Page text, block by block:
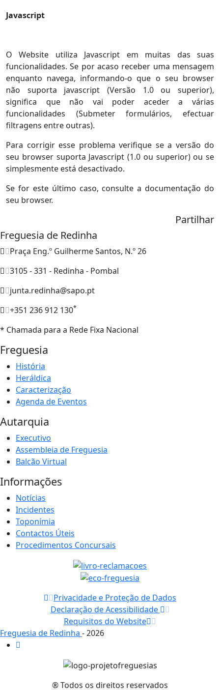
Javascript
O Website utiliza Javascript em muitas das suas
funcionalidades. Se por acaso receber uma mensagem
enquanto navega, informando-o que o seu browser
não suporta javascript (Versão 1.0 ou superior),
significa que não vai poder aceder a várias
funcionalidades (Submeter formulários, efectuar
filtragens entre outras).
Para corrigir esse problema verifique se a versão do
seu browser suporta Javascript (1.0 ou superior) ou se
simplesmente está desactivado.
Se for este último caso, consulte a documentação do
seu browser.
Partilhar
Freguesia de Redinha
Praça Eng.º Guilherme Santos, N.º 26
3105 - 331 - Redinha - Pombal
junta.redinha@sapo.pt
+351 236 912 130*
* Chamada para a Rede Fixa Nacional
Freguesia
História
Heráldica
Caracterização
Agenda de Eventos
Autarquia
Executivo
Assembleia de Freguesia
Balcão Virtual
Informações
Notícias
Incidentes
Toponímia
Contactos Úteis
Procedimentos Concursais
Privacidade e Proteção de Dados
Declaração de Acessibilidade
Requisitos do Website
Freguesia de Redinha - 2026
® Todos os direitos reservados